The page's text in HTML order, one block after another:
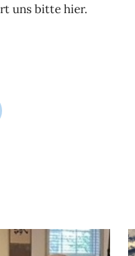
uns bitte hier.